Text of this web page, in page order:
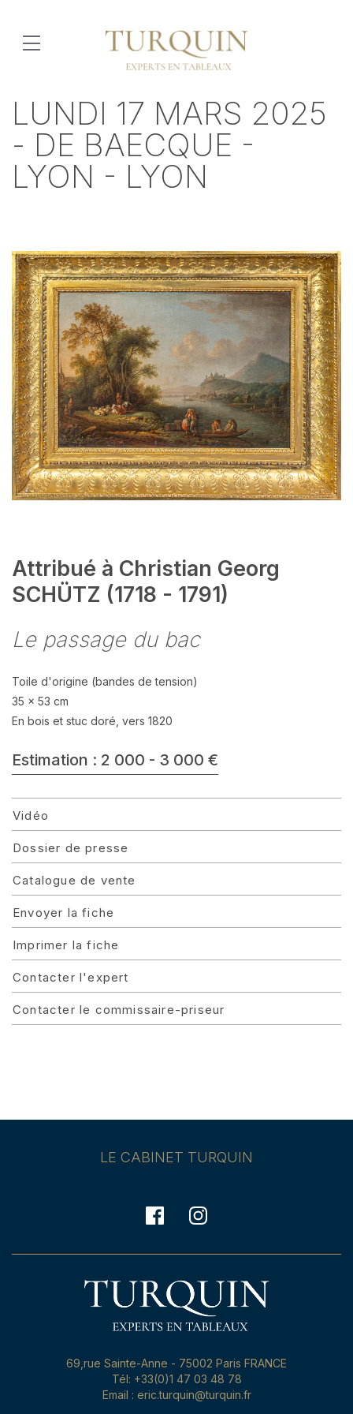
LUNDI 17 MARS 2025
- DE BAECQUE -
LYON - LYON
Attribué à Christian Georg
SCHÜTZ (1718 - 1791)
Le passage du bac
Toile d'origine (bandes de tension)
35 x 53 cm
En bois et stuc doré, vers 1820
Estimation : 2 000 - 3 000 €
Vidéo
Dossier de presse
Catalogue de vente
Envoyer la fiche
Imprimer la fiche
Contacter l'expert
Contacter le commissaire-priseur
LE CABINET TURQUIN
69,rue Sainte-Anne - 75002 Paris FRANCE
Tél: +33(0)1 47 03 48 78
Email : eric.turquin@turquin.fr